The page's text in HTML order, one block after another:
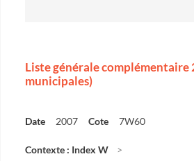
Liste générale complémentaire
municipales)
Date 2007 Cote 7W60
Contexte : Index W